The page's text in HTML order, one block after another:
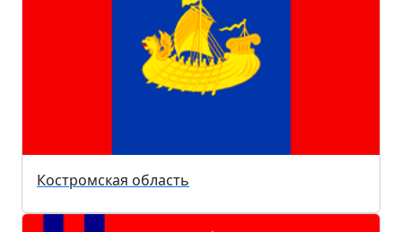
Костромская область